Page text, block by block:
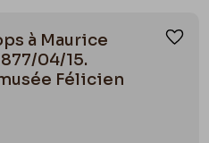
à Maurice
04/15.
Félicien